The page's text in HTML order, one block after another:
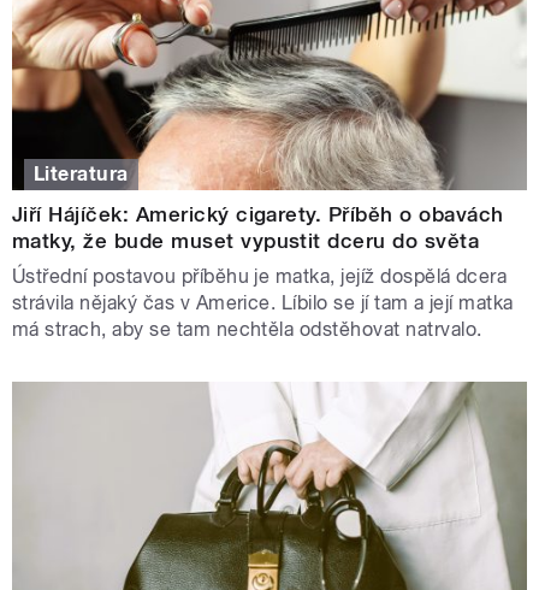
Literatura
Jiří Hájíček: Americký cigarety. Příběh o obavách
matky, že bude muset vypustit dceru do světa
Ústřední postavou příběhu je matka, jejíž dospělá dcera
strávila nějaký čas v Americe. Líbilo se jí tam a její matka
má strach, aby se tam nechtěla odstěhovat natrvalo.